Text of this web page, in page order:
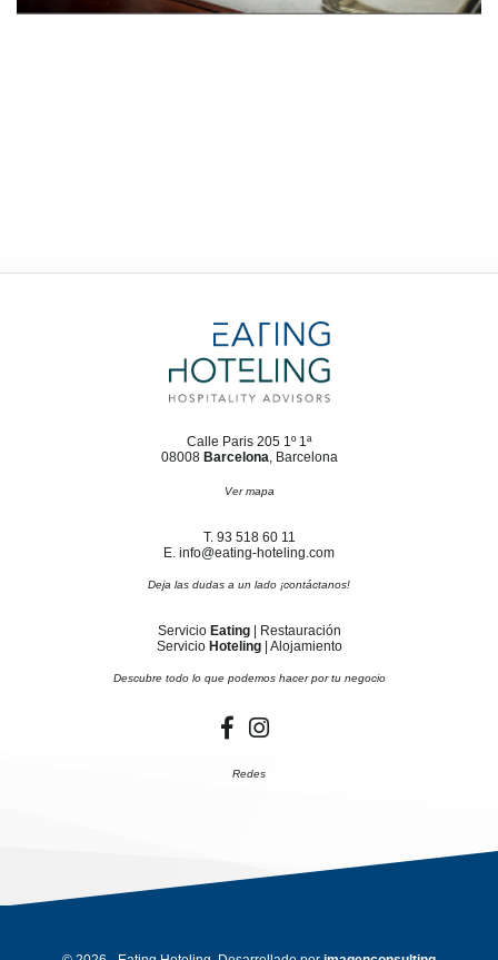
Calle Paris 205 1º 1ª
08008 Barcelona, Barcelona
Ver mapa
T. 93 518 60 11
E. info@eating-hoteling.com
Deja las dudas a un lado ¡contáctanos!
Servicio Eating| Restauración
Servicio Hoteling| Alojamiento
Descubre todo lo que podemos hacer por tu negocio
Redes